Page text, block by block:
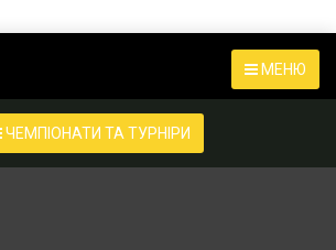
МЕНЮ
ЧЕМПІОНАТИ ТА ТУРНІРИ